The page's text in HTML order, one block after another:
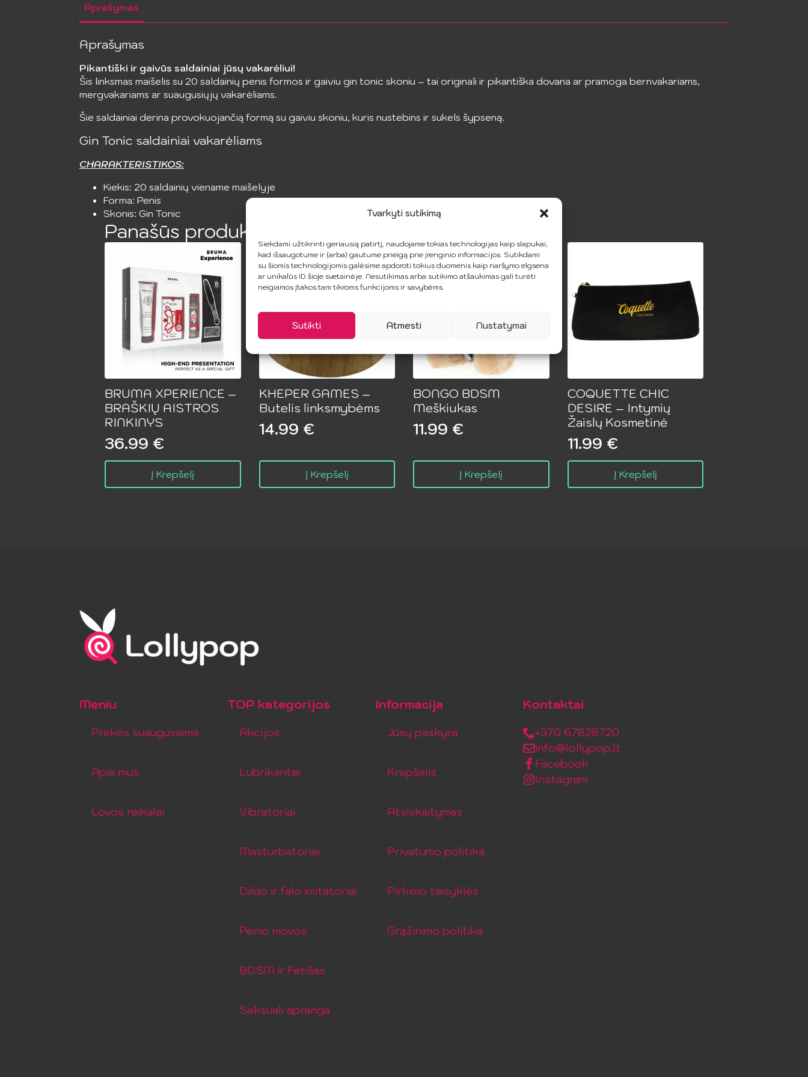
Tvarkyti sutikimą
Siekdami užtikrinti geriausią patirtį, naudojame tokias technologijas kaip slapukai,
kad išsaugotume ir (arba) gautume prieigą prie įrenginio informacijos. Sutikdami
su šiomis technologijomis galėsime apdoroti tokius duomenis kaip naršymo elgsena
ar unikalūs ID šioje svetainėje. Nesutikimas arba sutikimo atšaukimas gali turėti
neigiamos įtakos tam tikroms funkcijoms ir savybėms.
Sutikti Atmesti Nustatymai
Aprašymas
Aprašymas
Pikantiški ir gaivūs saldainiai jūsų vakarėliui!
Šis linksmas maišelis su 20 saldainių penis formos ir gaiviu gin tonic skoniu – tai originali ir pikantiška dovana ar pramoga bernvakariams,
mergvakariams ar suaugusiųjų vakarėliams.
Šie saldainiai derina provokuojančią formą su gaiviu skoniu, kuris nustebins ir sukels šypseną.
Gin Tonic saldainiai vakarėliams
CHARAKTERISTIKOS:
Kiekis: 20 saldainių viename maišelyje
Forma: Penis
Skonis: Gin Tonic
Panašūs produktai
BRUMA XPERIENCE –
BRAŠKIŲ AISTROS
RINKINYS
36.99 €
Į Krepšelį
KHEPER GAMES –
Butelis linksmybėms
14.99 €
Į Krepšelį
BONGO BDSM
Meškiukas
11.99 €
Į Krepšelį
COQUETTE CHIC
DESIRE – Intymių
Žaislų Kosmetinė
11.99 €
Į Krepšelį
Meniu
Prekės suaugusiems
Apie mus
Lovos reikalai
TOP kategorijos
Akcijos
Lubrikantai
Vibratoriai
Masturbatoriai
Dildo ir falo imitatoriai
Penio movos
BDSM ir Fetišas
Seksuali apranga
Informacija
Jūsų paskyra
Krepšelis
Atsiskaitymas
Privatumo politika
Pirkimo taisyklės
Grąžinimo politika
Kontaktai
+370 67828720
info@lollypop.lt
Facebook
Instagram